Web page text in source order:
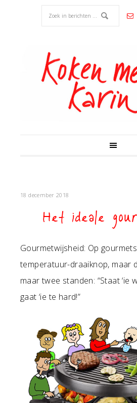
18 december 2018
Het ideale
Gourmetwijsheid: Op
temperatuur-draaiknop, maar
maar twee standen: “Staat ‘ie
gaat ‘ie te hard!”